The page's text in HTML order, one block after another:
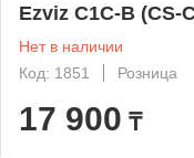
Ezviz C1C-B (CS-
Нет в наличии
Код: 1851
Розница
17 900 ₸